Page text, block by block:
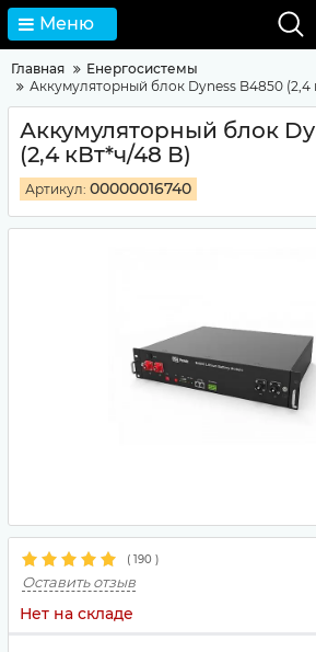
Меню
Главная
Енергосистемы
Аккумуляторный блок Dyness B4850 (2,4
Аккумуляторный блок
(2,4 кВт*ч/48 В)
Артикул: 00000016740
( 190 )
Оставить отзыв
Нет на складе